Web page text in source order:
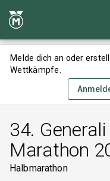
Melde dich an oder
Wettkämpfe.
34.
Marathon
Halbmarathon